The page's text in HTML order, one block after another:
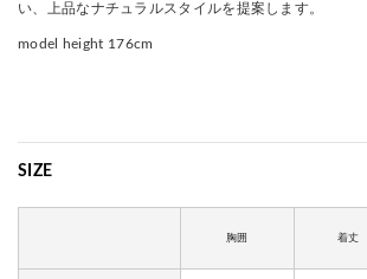
い、上品なナチュラルスタイルを提案します。
model height 176cm
SIZE
胸囲 着丈